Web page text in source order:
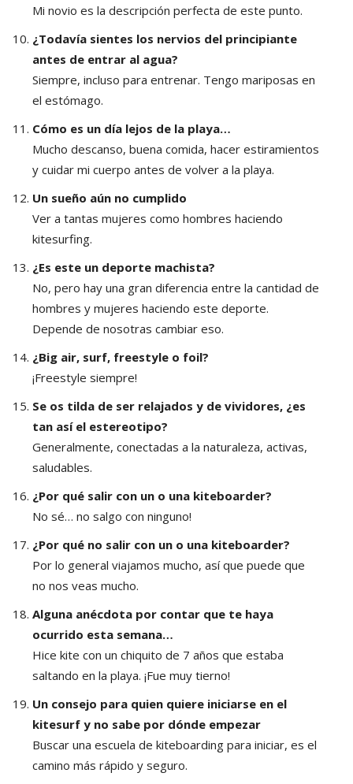
Mi novio es la descripción perfecta de este punto.
¿Todavía sientes los nervios del principiante
antes de entrar al agua?
Siempre, incluso para entrenar. Tengo mariposas en
el estómago.
Cómo es un día lejos de la playa…
Mucho descanso, buena comida, hacer estiramientos
y cuidar mi cuerpo antes de volver a la playa.
Un sueño aún no cumplido
Ver a tantas mujeres como hombres haciendo
kitesurfing.
¿Es este un deporte machista?
No, pero hay una gran diferencia entre la cantidad de
hombres y mujeres haciendo este deporte.
Depende de nosotras cambiar eso.
¿Big air, surf, freestyle o foil?
¡Freestyle siempre!
Se os tilda de ser relajados y de vividores, ¿es
tan así el estereotipo?
Generalmente, conectadas a la naturaleza, activas,
saludables.
¿Por qué salir con un o una kiteboarder?
No sé… no salgo con ninguno!
¿Por qué no salir con un o una kiteboarder?
Por lo general viajamos mucho, así que puede que
no nos veas mucho.
Alguna anécdota por contar que te haya
ocurrido esta semana…
Hice kite con un chiquito de 7 años que estaba
saltando en la playa. ¡Fue muy tierno!
Un consejo para quien quiere iniciarse en el
kitesurf y no sabe por dónde empezar
Buscar una escuela de kiteboarding para iniciar, es el
camino más rápido y seguro.